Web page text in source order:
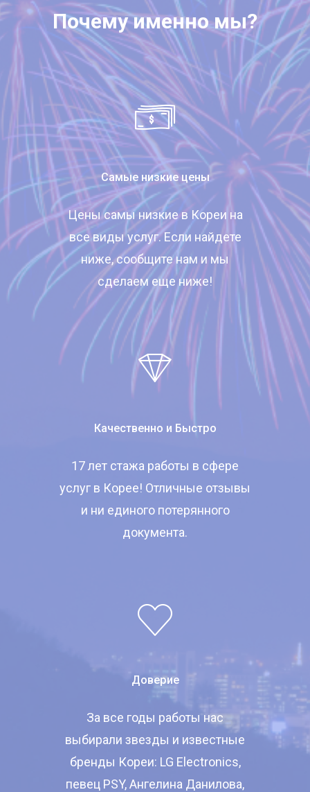
Почему именно мы?
Самые низкие цены
Цены самы низкие в Кореи на
все виды услуг. Если найдете
ниже, сообщите нам и мы
сделаем еще ниже!
Качественно и Быстро
17 лет стажа работы в сфере
услуг в Корее! Отличные отзывы
и ни единого потерянного
документа.
Доверие
За все годы работы нас
выбирали звезды и известные
бренды Кореи: LG Electronics,
певец PSY, Ангелина Данилова,
Wellcome To
Главная
Услуги